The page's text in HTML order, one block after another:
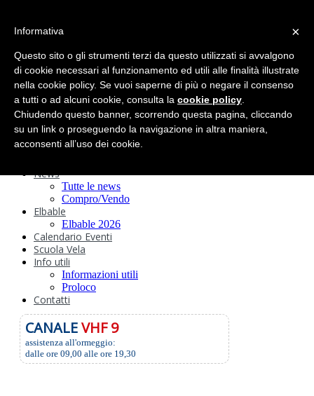
Circolo
Statuto e
Regolamenti
Storia
Ormeggi
Sede e Servizi
Attività
Safeguarding
News
Tutte le news
Compro/Vendo
Elbable
Elbable 2026
Calendario Eventi
Scuola Vela
Info utili
Informazioni utili
Proloco
Contatti
CANALEVHF 9
assistenza all'ormeggio:
dalle ore 09,00 alle ore 19,30
×
Informativa
Questo sito o gli strumenti terzi da questo utilizzati si avvalgono
di cookie necessari al funzionamento ed utili alle finalità illustrate
nella cookie policy. Se vuoi saperne di più o negare il consenso
a tutti o ad alcuni cookie, consulta la cookie policy
Chiudendo questo banner, scorrendo questa pagina, cliccando
su un link o proseguendo la navigazione in altra maniera,
acconsenti all’uso dei cookie.